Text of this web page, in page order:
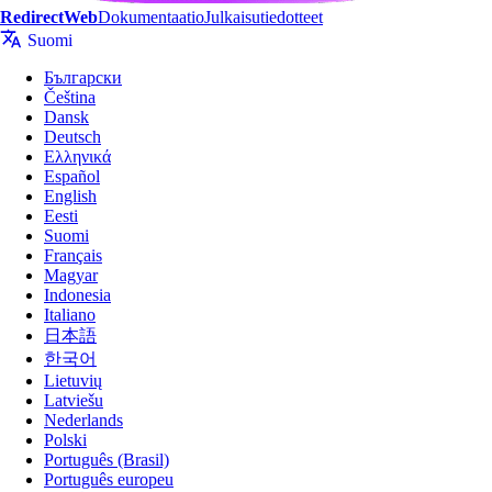
RedirectWebDokumentaatioJulkaisutiedotteet
Suomi
Български
Čeština
Dansk
Deutsch
Ελληνικά
Español
English
Eesti
Suomi
Français
Magyar
Indonesia
Italiano
日本語
한국어
Lietuvių
Latviešu
Nederlands
Polski
Português (Brasil)
Português europeu